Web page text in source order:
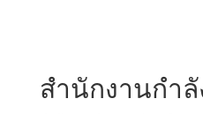
สำนักงานกำ